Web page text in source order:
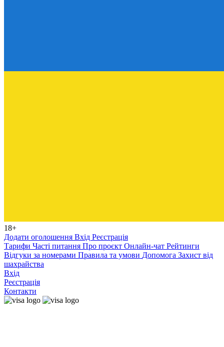
18+
Додати оголошення Вхід Реєстрація
Тарифи Часті питання Про проєкт Онлайн-чат Рейтинги
Відгуки за номерами Правила та умови Допомога Захист від
шахрайства
Вхід
Реєстрація
Контакти